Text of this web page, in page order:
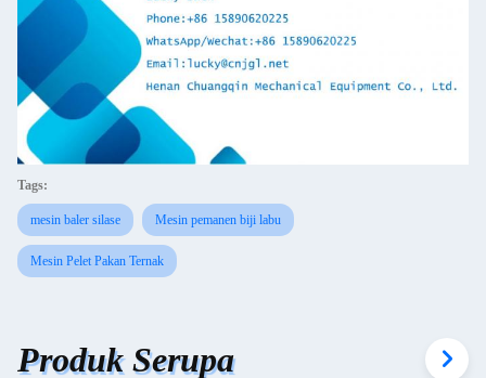
Tags:
mesin baler silase Mesin pemanen biji labu
Mesin Pelet Pakan Ternak
Produk Serupa